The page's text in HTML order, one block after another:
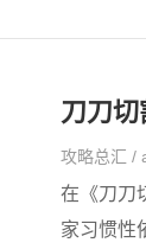
刀刀
攻略总汇 /
在《刀刀
家习惯性